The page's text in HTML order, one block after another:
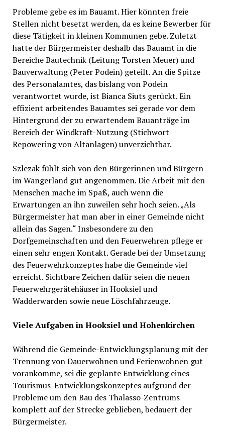
Probleme gebe es im Bauamt. Hier könnten freie
Stellen nicht besetzt werden, da es keine Bewerber für
diese Tätigkeit in kleinen Kommunen gebe. Zuletzt
hatte der Bürgermeister deshalb das Bauamt in die
Bereiche Bautechnik (Leitung Torsten Meuer) und
Bauverwaltung (Peter Podein) geteilt. An die Spitze
des Personalamtes, das bislang von Podein
verantwortet wurde, ist Bianca Siuts gerückt. Ein
effizient arbeitendes Bauamtes sei gerade vor dem
Hintergrund der zu erwartendem Bauanträge im
Bereich der Windkraft-Nutzung (Stichwort
Repowering von Altanlagen) unverzichtbar.
Szlezak fühlt sich von den Bürgerinnen und Bürgern
im Wangerland gut angenommen. Die Arbeit mit den
Menschen mache im Spaß, auch wenn die
Erwartungen an ihn zuweilen sehr hoch seien. „Als
Bürgermeister hat man aber in einer Gemeinde nicht
allein das Sagen.“ Insbesondere zu den
Dorfgemeinschaften und den Feuerwehren pflege er
einen sehr engen Kontakt. Gerade bei der Umsetzung
des Feuerwehrkonzeptes habe die Gemeinde viel
erreicht. Sichtbare Zeichen dafür seien die neuen
Feuerwehrgerätehäuser in Hooksiel und
Wadderwarden sowie neue Löschfahrzeuge.
Viele Aufgaben in Hooksiel und Hohenkirchen
Während die Gemeinde-Entwicklungsplanung mit der
Trennung von Dauerwohnen und Ferienwohnen gut
vorankomme, sei die geplante Entwicklung eines
Tourismus-Entwicklungskonzeptes aufgrund der
Probleme um den Bau des Thalasso-Zentrums
komplett auf der Strecke geblieben, bedauert der
Bürgermeister.